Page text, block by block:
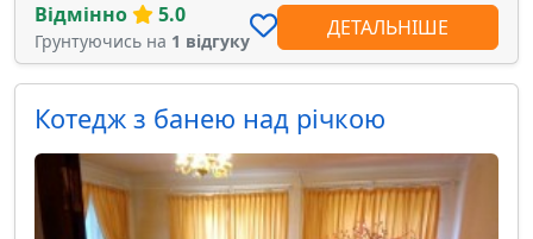
Відмінно 5.0
Грунтуючись на 1 відгуку
ДЕТАЛЬНІШЕ
Котедж з банею над річкою